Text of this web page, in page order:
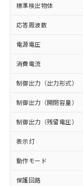
標準検出物体
応答周波数
電源電圧
消費電流
制御出力（出力形式）
制御出力（開閉容量）
制御出力（残留電圧）
表示灯
動作モード
保護回路※1 対応状況